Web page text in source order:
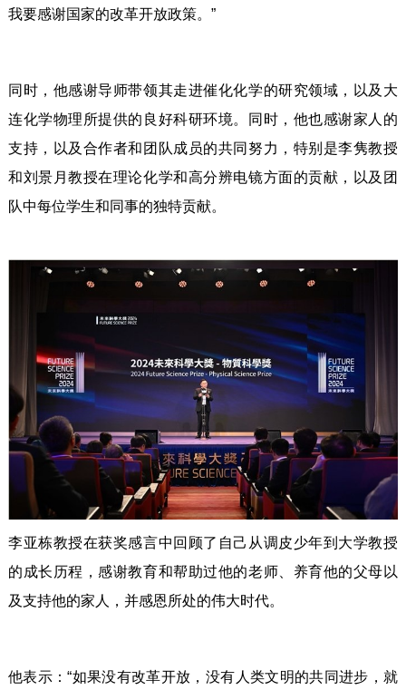
我要感谢国家的改革开放政策。”
同时，他感谢导师带领其走进催化化学的研究领域，以及大
连化学物理所提供的良好科研环境。同时，他也感谢家人的
支持，以及合作者和团队成员的共同努力，特别是李隽教授
和刘景月教授在理论化学和高分辨电镜方面的贡献，以及团
队中每位学生和同事的独特贡献。
李亚栋教授在获奖感言中回顾了自己从调皮少年到大学教授
的成长历程，感谢教育和帮助过他的老师、养育他的父母以
及支持他的家人，并感恩所处的伟大时代。
他表示：“如果没有改革开放，没有人类文明的共同进步，就